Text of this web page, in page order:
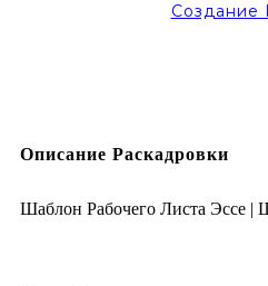
Создание
Описание Раскадровки
Шаблон Рабочего Листа Эссе |